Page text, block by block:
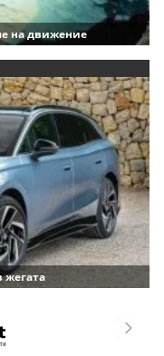
на движение
жегата